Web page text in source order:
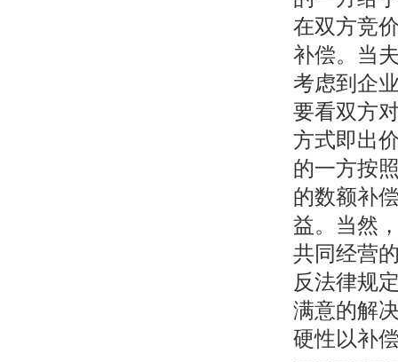
在双方竞
补偿。当
考虑到企
要看双方
方式即出
的一方按
的数额补
益。当然
共同经营
反法律规
满意的解
硬性以补